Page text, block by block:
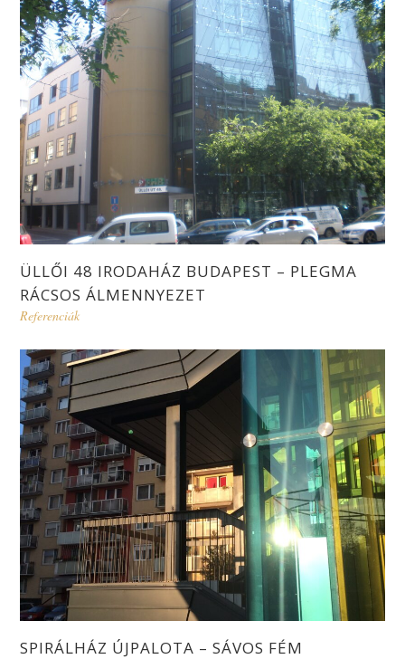
ÜLLŐI 48 IRODAHÁZ BUDAPEST – PLEGMA
RÁCSOS ÁLMENNYEZET
Referenciák
SPIRÁLHÁZ ÚJPALOTA – SÁVOS FÉM